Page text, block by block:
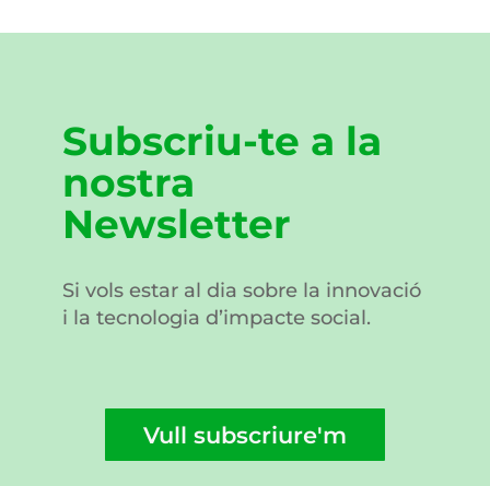
Subscriu-te a la
nostra
Newsletter
Si vols estar al dia sobre la innovació
i la tecnologia d’impacte social.
Vull subscriure'm